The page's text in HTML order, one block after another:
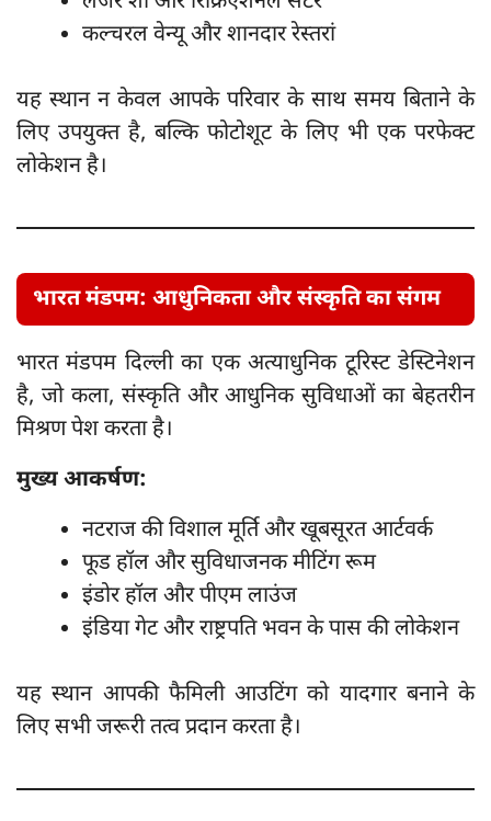
कल्चरल वेन्यू और शानदार रेस्तरां
यह स्थान न केवल आपके परिवार के साथ समय बिताने के
लिए उपयुक्त है, बल्कि फोटोशूट के लिए भी एक परफेक्ट
लोकेशन है।
भारत मंडपम: आधुनिकता और संस्कृति का संगम
भारत मंडपम दिल्ली का एक अत्याधुनिक टूरिस्ट डेस्टिनेशन
है, जो कला, संस्कृति और आधुनिक सुविधाओं का बेहतरीन
मिश्रण पेश करता है।
मुख्य आकर्षण:
नटराज की विशाल मूर्ति और खूबसूरत आर्टवर्क
फूड हॉल और सुविधाजनक मीटिंग रूम
इंडोर हॉल और पीएम लाउंज
इंडिया गेट और राष्ट्रपति भवन के पास की लोकेशन
यह स्थान आपकी फैमिली आउटिंग को यादगार बनाने के
लिए सभी जरूरी तत्व प्रदान करता है।